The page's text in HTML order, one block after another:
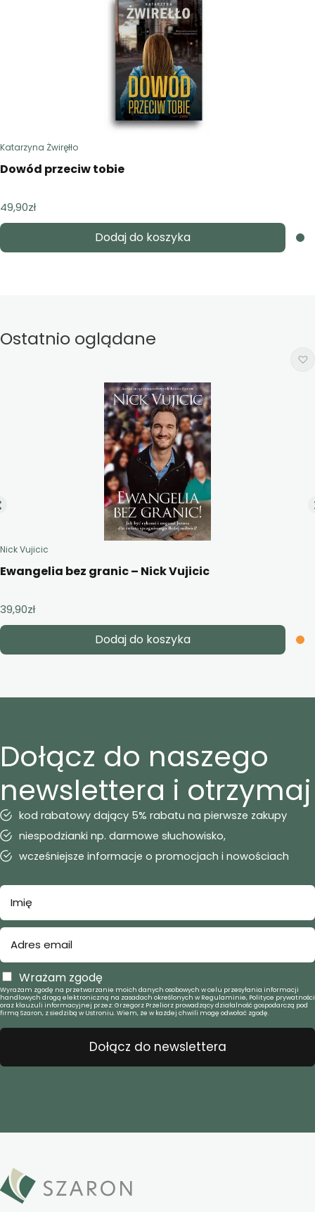
Katarzyna Żwiręłło
Dowód przeciw tobie
49,90zł
Dodaj do koszyka
Ostatnio oglądane
Nick Vujicic
Ewangelia bez granic – Nick Vujicic
39,90zł
Dodaj do koszyka
Dołącz do naszego
newslettera i otrzymaj
kod rabatowy dający 5% rabatu na pierwsze zakupy
niespodzianki np. darmowe słuchowisko,
wcześniejsze informacje o promocjach i nowościach
Wrażam zgodę
Wyrażam zgodę na przetwarzanie moich danych osobowych w celu przesyłania informacji
handlowych drogą elektroniczną na zasadach określonych w Regulaminie, Polityce prywatności
oraz klauzuli informacyjnej przez: Grzegorz Przeliorz prowadzący działalność gospodarczą pod
firmą Szaron, z siedzibą w Ustroniu. Wiem, że w każdej chwili mogę odwołać zgodę.
Dołącz do newslettera